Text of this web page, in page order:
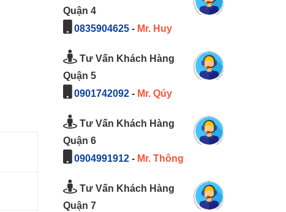
Quận 4
0835904625- Mr. Huy
Tư Vấn Khách Hàng
Quận 5
0901742092- Mr. Qúy
Tư Vấn Khách Hàng
Quận 6
0904991912- Mr. Thông
Tư Vấn Khách Hàng
Quận 7